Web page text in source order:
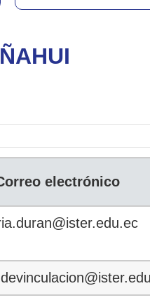
electrónico